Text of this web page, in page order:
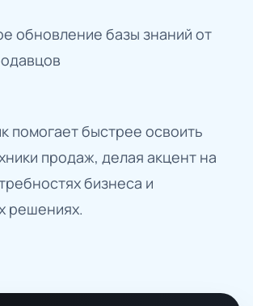
обновление базы знаний от
помогает быстрее освоить
продаж, делая акцент на
бизнеса и
решениях.